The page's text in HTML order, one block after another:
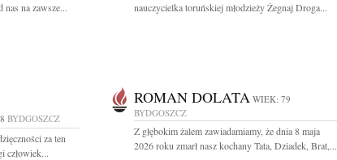
nas na zawsze...
nauczycielka toruńskiej młodzieży Żegnaj Droga...
BYDGOSZCZ
za ten
człowiek...
ROMAN DOLATA WIEK: 79
BYDGOSZCZ
Z głębokim żalem zawiadamiamy, że dnia 8 maja
2026 roku zmarł nasz kochany Tata, Dziadek, Brat,...